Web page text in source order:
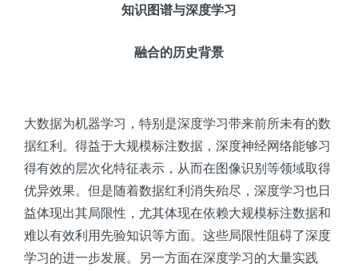
知识图谱与深度学习
融合的历史背景
大数据为机器学习，特别是深度学习带来前所未有的数
据红利。得益于大规模标注数据，深度神经网络能够习
得有效的层次化特征表示，从而在图像识别等领域取得
优异效果。但是随着数据红利消失殆尽，深度学习也日
益体现出其局限性，尤其体现在依赖大规模标注数据和
难以有效利用先验知识等方面。这些局限性阻碍了深度
学习的进一步发展。另一方面在深度学习的大量实践